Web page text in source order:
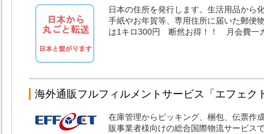
日本の住所を発行します。生活用品から
手紙やお年賀等、専用住所に届いた郵
は1キロ300円 断然お得！！ 月会費一
海外通販フルフィルメントサービス「エフェク
在庫管理からピッキング、梱包、伝票作
販事業者様向けの総合国際物流サービス